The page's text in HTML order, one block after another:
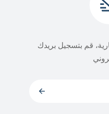
قم بتسجيل بريدك